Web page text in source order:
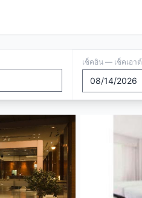
เช็คอิน — เช็คเอาต์